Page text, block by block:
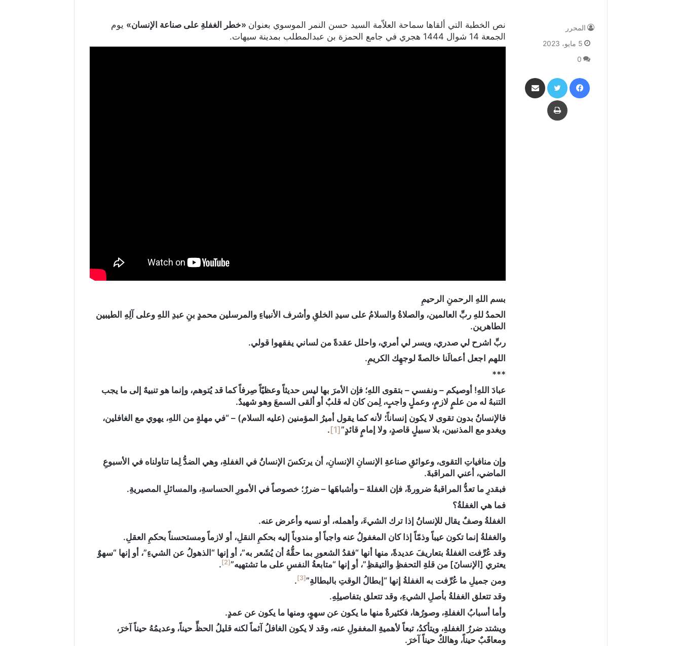
نص الخطبة التي ألقاها سماحة العلاّمة السيد حسن النمر الموسوي بعنوان «خطر الغفلةِ على صناعة الإنسان» يوم
الجمعة 14 شوال 1444 هجري في جامع الحمزة بن عبدالمطلب بمدينة سيهات.
بسم اللهِ الرحمنِ الرحيمِ
الحمدُ للهِ ربِّ العالمين، والصلاةُ والسلامُ على سيدِ الخلقِ وأشرف الأنبياءِ والمرسلين محمدٍ بنِ عبدِ اللهِ وعلى آلِهِ الطيبين
الطاهرين.
ربِّ اشرح لي صدري، ويسر لي أمري، واحلل عقدةً من لساني يفقهوا قولي.
اللهم اجعل أعمالَنا خالصةً لوجهِك الكريمِ.
***
عبادَ اللهِ! أوصيكم – ونفسي – بتقوى اللهِ؛ فإن الأمرَ بها ليس حديثاً وعظيّاً صِرفاً كما قد يُتوهم، وإنما هو تنبيهٌ إلى ما يجب
التنبهُ له من علمٍ لازمٍ، وعملٍ واجبٍ، لِمن كان له قلبٌ أو ألقى السمعَ وهو شهيدٌ.
فالإنسانُ بدون تقوى لا يكون إنساناً؛ لأنه كما يقول أميرُ المؤمنين (عليه السلام) – “في مهلةٍ من اللهِ، يهوي مع الغافلين،‏
ويغدو مع المذنبين، بلا سبيلٍ قاصدٍ، ولا إمامٍ قائدٍ”[1]
.
وإن منافياتِ التقوى، وعوائقِ صناعةِ الإنسانِ الإنسانِ، أن يرتكسَ الإنسانُ في الغفلةِ، وهي الضدُّ لِما تناولناه في الأسبوعِ
الماضي، أعني المراقبةَ.
فبقدرِ ما تعدُّ المراقبةُ ضرورةً، فإن الغفلةَ – وأشباهَها – ضررٌ؛ خصوصاً في الأمورِ الحساسةِ، والمسائلِ المصيريةِ.
فما هي الغفلةُ؟
الغفلةُ وصفٌ يقال للإنسانُ إذا ترك الشيءَ، وأهمله، أو نسيه وأعرض عنه.
والغفلةُ إنما تكون عيباً وذمّاً إذا كان المغفولُ عنه واجباً أو مندوباً إليه بحكمِ النقلِ، أو لازماً ومستحسناً بحكمِ العقلِ.
وقد عُرِّفت الغفلةُ بتعاريفَ عديدةً، منها أنها “‌فقدُ ‌الشعورِ ‌بما ‌حقُّهُ ‌أن يُشَعر ‌به”، أو إنها “الذهولُ عن الشيءِ”، أو إنها “سهوٌ
يعتري [الإنسانَ] من قلةِ التحفظِ والتيقظِ”، أو إنها “متابعةُ النفسِ على ما تشتهيه”[2]
.
ومن جميلِ ما عُرِّفت به الغفلةُ إنها “إبطالُ الوقتِ بالبطالةِ”[3]
.
وقد تتعلق الغفلةُ بأصلِ الشيءِ، وقد تتعلق بتفاصيلِهِ.
وأما أسبابُ الغفلةِ، وصورُها، فكثيرةٌ منها ما يكون عن سهوٍ، ومنها ما يكون عن عمدٍ.
ويشتد ضررُ الغفلةِ، ويتأكدُ، تبعاً لأهميةِ المغفولِ عنه، وقد لا يكون الغافلُ آثماً لكنه قليلُ الحظِّ حيناً، وعديمُهُ حيناً آخرَ،
ومعاقَبٌ حيناً، وهالكٌ حيناً آخرَ.
المحرر
5 مايو، 2023
0
فيسبوك تويتر
طباعة